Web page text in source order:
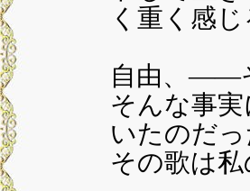
く重く感
自由、――
そんな事
いたのだっ
その歌は